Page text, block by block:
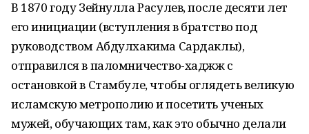
В 1870 году Зейнулла Расулев, после десяти лет
его инициации (вступления в братство под
руководством Абдулхакима Сардаклы),
отправился в паломничество-хаджж с
остановкой в Стамбуле, чтобы оглядеть великую
исламскую метрополию и посетить ученых
мужей, обучающих там, как это обычно делали